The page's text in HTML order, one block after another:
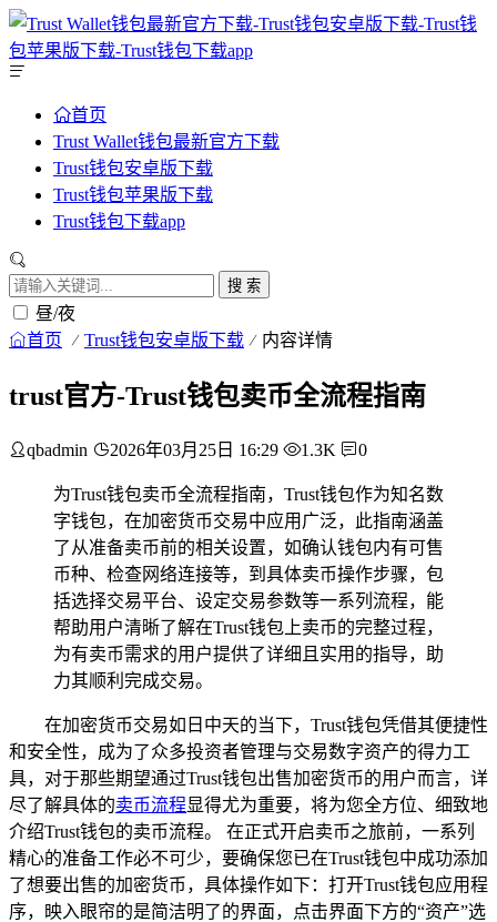
首页
Trust Wallet钱包最新官方下载
Trust钱包安卓版下载
Trust钱包苹果版下载
Trust钱包下载app
搜 索
昼/夜
首页 Trust钱包安卓版下载 内容详情
trust官方-Trust钱包卖币全流程指南
qbadmin 2026年03月25日 16:29 1.3K 0
为Trust钱包卖币全流程指南，Trust钱包作为知名数
字钱包，在加密货币交易中应用广泛，此指南涵盖
了从准备卖币前的相关设置，如确认钱包内有可售
币种、检查网络连接等，到具体卖币操作步骤，包
括选择交易平台、设定交易参数等一系列流程，能
帮助用户清晰了解在Trust钱包上卖币的完整过程，
为有卖币需求的用户提供了详细且实用的指导，助
力其顺利完成交易。
在加密货币交易如日中天的当下，Trust钱包凭借其便捷性
和安全性，成为了众多投资者管理与交易数字资产的得力工
具，对于那些期望通过Trust钱包出售加密货币的用户而言，详
尽了解具体的卖币流程显得尤为重要，将为您全方位、细致地
介绍Trust钱包的卖币流程。 在正式开启卖币之旅前，一系列
精心的准备工作必不可少，要确保您已在Trust钱包中成功添加
了想要出售的加密货币，具体操作如下：打开Trust钱包应用程
序，映入眼帘的是简洁明了的界面，点击界面下方的“资产”选